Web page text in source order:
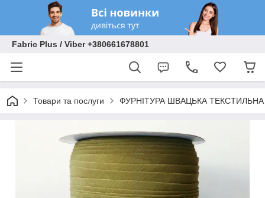
Fabric Plus / Viber +380661678801
Товари та послуги ФУРНІТУРА ШВАЦЬКА ТЕКСТИЛЬНА